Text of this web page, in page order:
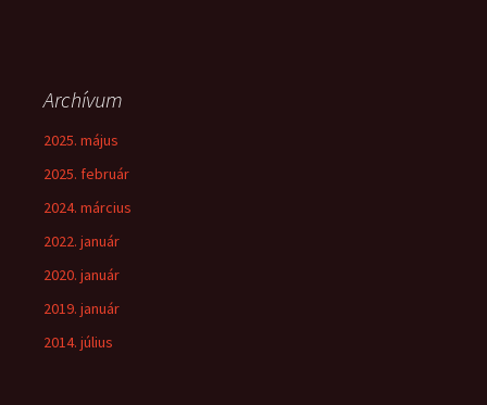
Archívum
2025. május
2025. február
2024. március
2022. január
2020. január
2019. január
2014. július